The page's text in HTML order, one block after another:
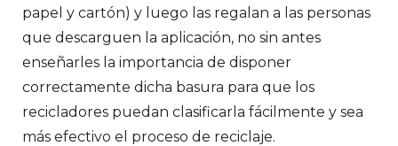
papel y cartón) y luego las regalan a las personas
que descarguen la aplicación, no sin antes
enseñarles la importancia de disponer
correctamente dicha basura para que los
recicladores puedan clasificarla fácilmente y sea
más efectivo el proceso de reciclaje.